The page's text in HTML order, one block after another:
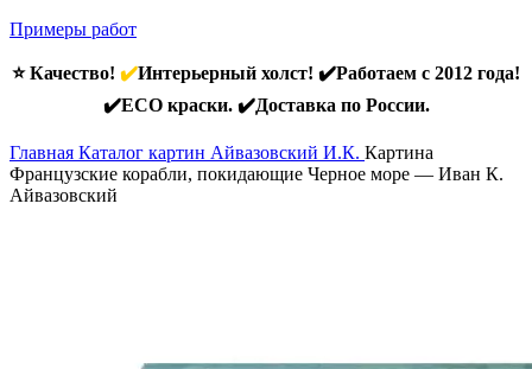
Примеры работ
⭐ Качество! ✔️Интерьерный холст! ✔️Работаем с 2012 года!
✔️ECO краски. ✔️Доставка по России.
Главная Каталог картин Айвазовский И.К. Картина
Французские корабли, покидающие Черное море — Иван К.
Айвазовский